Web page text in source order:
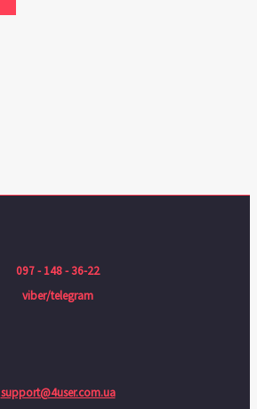
097 - 148 - 36-22
viber/telegram
support@4user.com.ua